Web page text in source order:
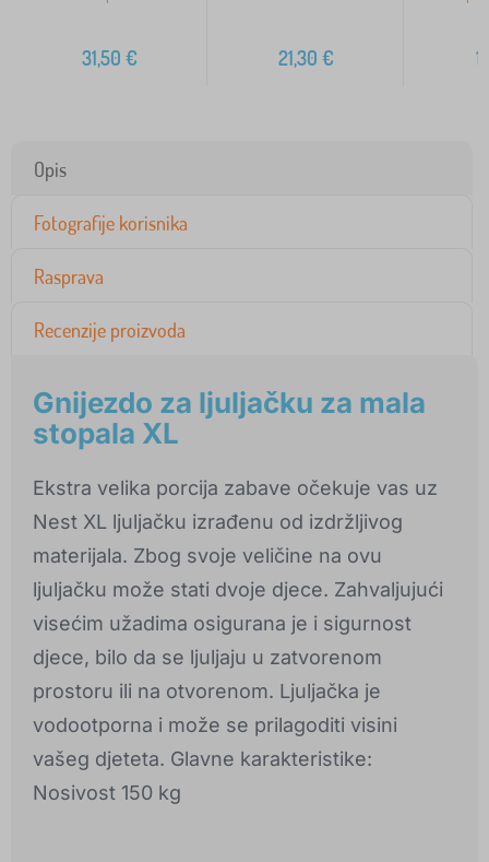
31,50 € 21,30 €
Opis
Fotografije korisnika
Rasprava
Recenzije proizvoda
Gnijezdo za ljuljačku za mala
stopala XL
Ekstra velika porcija zabave očekuje vas uz
Nest XL ljuljačku izrađenu od izdržljivog
materijala. Zbog svoje veličine na ovu
ljuljačku može stati dvoje djece. Zahvaljujući
visećim užadima osigurana je i sigurnost
djece, bilo da se ljuljaju u zatvorenom
prostoru ili na otvorenom. Ljuljačka je
vodootporna i može se prilagoditi visini
vašeg djeteta. Glavne karakteristike:
Nosivost 150 kg